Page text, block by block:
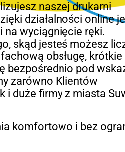
naszej drukarni
działalności online
na wyciągnięcie ręki.
skąd jesteś możesz
obsługę,
bezpośrednio pod
zarówno Klientów
i duże firmy z miasta
komfortowo i bez